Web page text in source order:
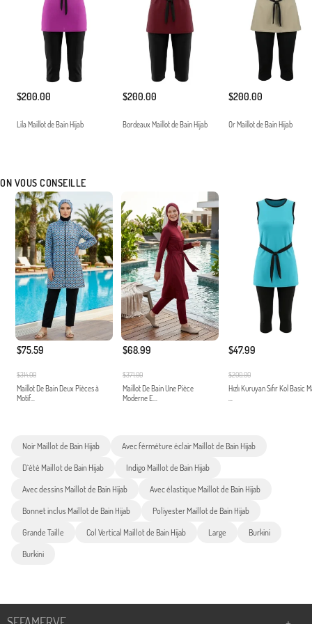
$200.00
Lila Maillot de Bain Hijab
$200.00
Bordeaux Maillot de Bain Hijab
$200.00
Or Maillot de Bain Hijab
ON VOUS CONSEILLE
$75.59
$314.00
Maillot De Bain Deux Pièces à
Motif...
$68.99
$371.00
Maillot De Bain Une Pièce
Moderne E...
$47.99
$200.00
Hızlı Kuruyan Sıfır Kol Basic
...
Noir Maillot de Bain Hijab Avec férméture éclair Maillot de Bain Hijab
D`été Maillot de Bain Hijab Indigo Maillot de Bain Hijab
Avec dessins Maillot de Bain Hijab Avec élastique Maillot de Bain Hijab
Bonnet inclus Maillot de Bain Hijab Poliyester Maillot de Bain Hijab
Grande Taille Col Vertical Maillot de Bain Hijab Large Burkini
Burkini